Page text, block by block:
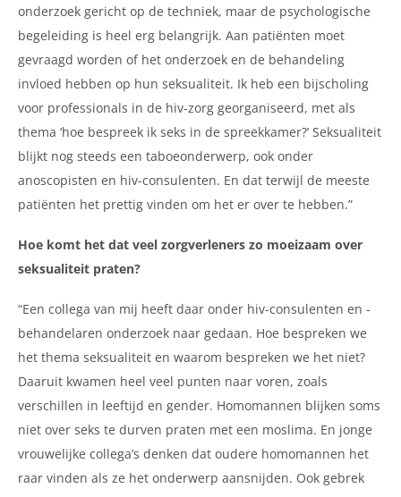
onderzoek gericht op de techniek, maar de psychologische
begeleiding is heel erg belangrijk. Aan patiënten moet
gevraagd worden of het onderzoek en de behandeling
invloed hebben op hun seksualiteit. Ik heb een bijscholing
voor professionals in de hiv-zorg georganiseerd, met als
thema ‘hoe bespreek ik seks in de spreekkamer?’ Seksualiteit
blijkt nog steeds een taboeonderwerp, ook onder
anoscopisten en hiv-consulenten. En dat terwijl de meeste
patiënten het prettig vinden om het er over te hebben.”
Hoe komt het dat veel zorgverleners zo moeizaam over
seksualiteit praten?
“Een collega van mij heeft daar onder hiv-consulenten en -
behandelaren onderzoek naar gedaan. Hoe bespreken we
het thema seksualiteit en waarom bespreken we het niet?
Daaruit kwamen heel veel punten naar voren, zoals
verschillen in leeftijd en gender. Homomannen blijken soms
niet over seks te durven praten met een moslima. En jonge
vrouwelijke collega’s denken dat oudere homomannen het
raar vinden als ze het onderwerp aansnijden. Ook gebrek